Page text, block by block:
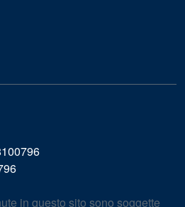
in questo sito sono soggette